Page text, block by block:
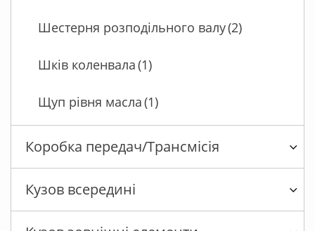
Шестерня розподільного валу(2)
Шків коленвала(1)
Щуп рівня масла(1)
Коробка передач/Трансмісія
Кузов всередині